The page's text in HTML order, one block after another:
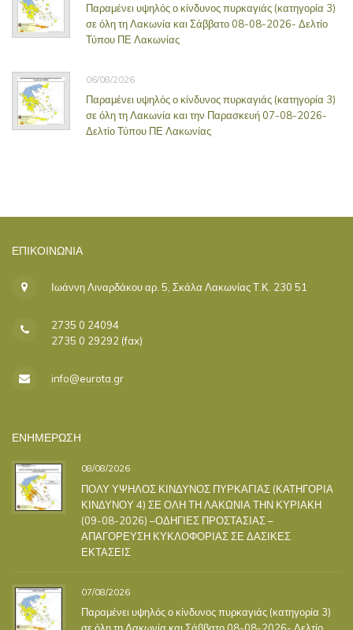
Παραμένει υψηλός ο κίνδυνος πυρκαγιάς (κατηγορία 3)
σε όλη τη Λακωνία και Σάββατο 08-08-2026- Δελτίο
Τύπου ΠΕ Λακωνίας
06/08/2026
Παραμένει υψηλός ο κίνδυνος πυρκαγιάς (κατηγορία 3)
σε όλη τη Λακωνία και την Παρασκευή 07-08-2026-
Δελτίο Τύπου ΠΕ Λακωνίας
ΕΠΙΚΟΙΝΩΝΊΑ
Ιωάννη Λιναρδάκου αρ. 5, Σκάλα Λακωνίας Τ.Κ. 230 51
2735 0 24094
2735 0 29292 (fax)
info@eurota.gr
ΕΝΗΜΕΡΩΣΗ
08/08/2026
ΠΟΛΥ ΥΨΗΛΟΣ ΚΙΝΔΥΝΟΣ ΠΥΡΚΑΓΙΑΣ (ΚΑΤΗΓΟΡΙΑ
ΚΙΝΔΥΝΟΥ 4) ΣΕ ΟΛΗ ΤΗ ΛΑΚΩΝΙΑ ΤΗΝ ΚΥΡΙΑΚΗ
(09-08-2026) –ΟΔΗΓΙΕΣ ΠΡΟΣΤΑΣΙΑΣ –
ΑΠΑΓΟΡΕΥΣΗ ΚΥΚΛΟΦΟΡΙΑΣ ΣΕ ΔΑΣΙΚΕΣ
ΕΚΤΑΣΕΙΣ
07/08/2026
Παραμένει υψηλός ο κίνδυνος πυρκαγιάς (κατηγορία 3)